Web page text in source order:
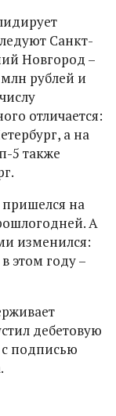
Санкт-
Новгород –
рублей и
отличается:
а на
5 также
пришелся на
А
изменился:
этом году –
дебетовую
подписью